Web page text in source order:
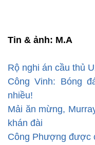
Tin & ảnh: M.A
Rộ nghi án cầu thủ
Công Vinh: Bóng
nhiều!
Mải ăn mừng,
khán đài
Công Phượng được